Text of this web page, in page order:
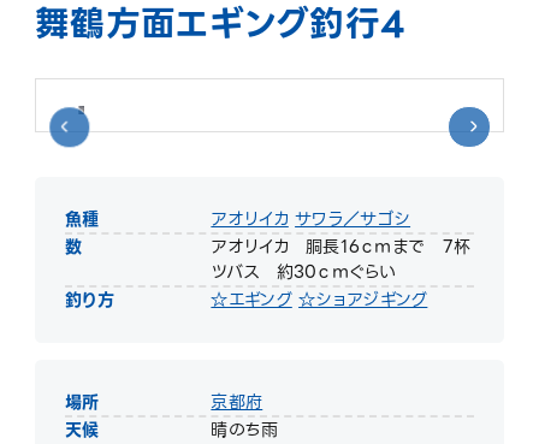
舞鶴方面エギング釣行4
魚種 アオリイカ サワラ／サゴシ
数
アオリイカ 胴長16ｃｍまで 7杯
ツバス 約30ｃｍぐらい
釣り方
☆エギング ☆ショアジギング
場所
京都府
天候
晴のち雨